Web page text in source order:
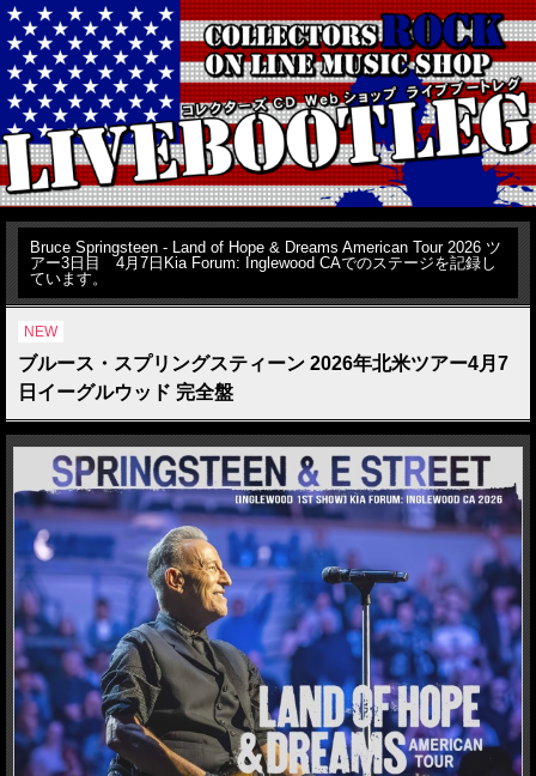
Bruce Springsteen - Land of Hope & Dreams American Tour 2026 ツ
アー3日目 4月7日Kia Forum: Inglewood CAでのステージを記録し
ています。
NEW
ブルース・スプリングスティーン 2026年北米ツアー4月7
日イーグルウッド 完全盤